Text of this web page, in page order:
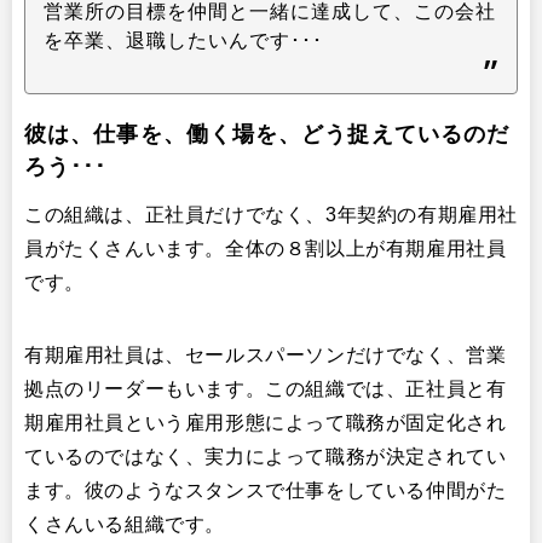
営業所の目標を仲間と一緒に達成して、この会社
を卒業、退職したいんです･･･
彼は、仕事を、働く場を、どう捉えているのだ
ろう･･･
この組織は、正社員だけでなく、3年契約の有期雇用社
員がたくさんいます。全体の８割以上が有期雇用社員
です。
有期雇用社員は、セールスパーソンだけでなく、営業
拠点のリーダーもいます。この組織では、正社員と有
期雇用社員という雇用形態によって職務が固定化され
ているのではなく、実力によって職務が決定されてい
ます。彼のようなスタンスで仕事をしている仲間がた
くさんいる組織です。